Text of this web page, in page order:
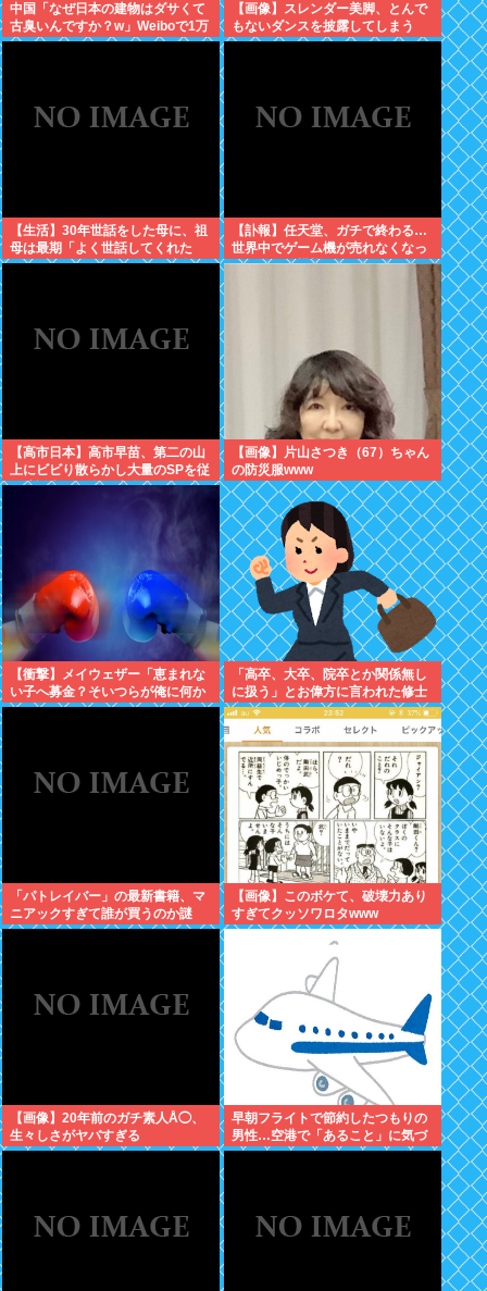
中国「なぜ日本の建物はダサくて
古臭いんですか？w」Weiboで1万
いいね
【画像】スレンダー美脚、とんで
もないダンスを披露してしまう
www
【生活】30年世話をした母に、祖
母は最期「よく世話してくれた
ね。ずっと嫌いだったのが残念だ
【訃報】任天堂、ガチで終わる…
世界中でゲーム機が売れなくなっ
てしまった模様
【高市日本】高市早苗、第二の山
上にビビり散らかし大量のSPを従
え演説台にも全面防弾ガラスを設
【画像】片山さつき（67）ちゃん
の防災服www
【衝撃】メイウェザー「恵まれな
い子へ募金？そいつらが俺に何か
してくれたのか・・・・・・？」
「高卒、大卒、院卒とか関係無し
に扱う」とお偉方に言われた修士
卒の女の子が...
「パトレイバー」の最新書籍、マ
ニアックすぎて誰が買うのか謎
【画像】このボケて、破壊力あり
すぎてクッソワロタwww
【画像】20年前のガチ素人Å◯、
生々しさがヤバすぎる
早朝フライトで節約したつもりの
男性…空港で「あること」に気づ
いてしまう